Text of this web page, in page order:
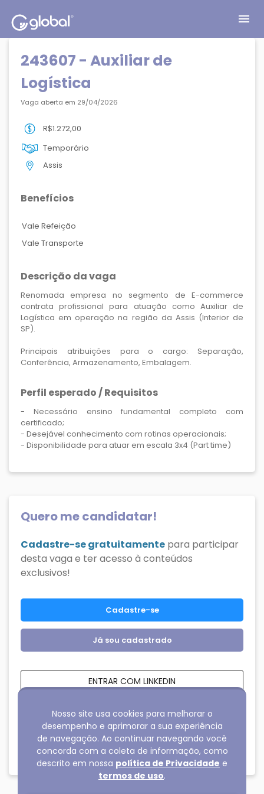
menu
243607 - Auxiliar de
Logística
Vaga aberta em 29/04/2026
R$1.272,00
Temporário
Assis
Benefícios
Vale Refeição
Vale Transporte
Descrição da vaga
Renomada empresa no segmento de E-commerce
contrata profissional para atuação como Auxiliar de
Logística em operação na região da Assis (Interior de
SP).
Principais atribuições para o cargo: Separação,
Conferência, Armazenamento, Embalagem.
Perfil esperado / Requisitos
- Necessário ensino fundamental completo com
certificado;
- Desejável conhecimento com rotinas operacionais;
- Disponibilidade para atuar em escala 3x4 (Part time)
Quero me candidatar!
Cadastre-se gratuitamente para participar
desta vaga e ter acesso à conteúdos
exclusivos!
Cadastre-se
Já sou cadastrado
ENTRAR COM LINKEDIN
ENTRAR COM FACEBOOK
share Compartilhar vaga
Nosso site usa cookies para melhorar o
desempenho e aprimorar a sua experiência
de navegação. Ao continuar navegando você
concorda com a coleta de informação, como
descrito em nossa política de Privacidade e
termos de uso.